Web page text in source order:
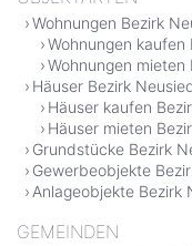
Wohnungen Bezirk
Wohnungen kaufen
Wohnungen mieten
Häuser Bezirk
Häuser kaufen
Häuser mieten
Grundstücke Bezirk
Gewerbeobjekte
Anlageobjekte Bezirk
GEMEINDEN